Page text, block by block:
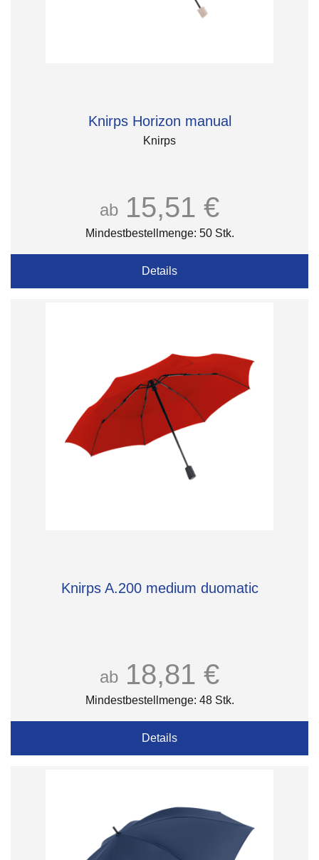
Knirps Horizon manual
Knirps
ab 15,51 €
Mindestbestellmenge: 50 Stk.
Details
Knirps A.200 medium duomatic
ab 18,81 €
Mindestbestellmenge: 48 Stk.
Details